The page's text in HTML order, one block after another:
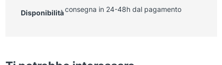
Disponibilitàconsegna in 24-48h dal pagamento